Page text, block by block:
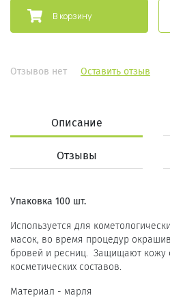
В корзину
Отзывов нет Оставить отзыв
Описание
Отзывы
Упаковка 100 шт.
Используется для
масок, во время процедур
бровей и ресниц. Защищают кожу
косметических составов.
Материал - марля